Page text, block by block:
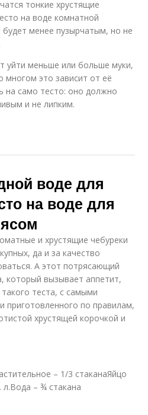
тонкие хрустящие
на воде комнатной
менее пузырчатым, но не
уйти меньше или больше муки,
многом это зависит от её
на само тесто: оно должно
и не липким.
воде для
на воде для
и хрустящие чебуреки
да и за качество
А этот потрясающий
который вызывает аппетит,
теста, с самыми
по правилам,
хрустящей корочкой и
– 1/3 стаканаЯйцо
л.Вода – ¾ стакана